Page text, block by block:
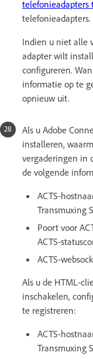
telefonieadapters
telefonieadapters.
Indien u niet alle
adapter wilt
configureren.
informatie op te
opnieuw uit.
Als u Adobe
installeren,
vergaderingen in
de volgende
ACTS-
Transmuxing
Poort voor
ACTS-
ACTS-
Als u de HTML-
inschakelen,
te registreren:
ACTS-
Transmuxing